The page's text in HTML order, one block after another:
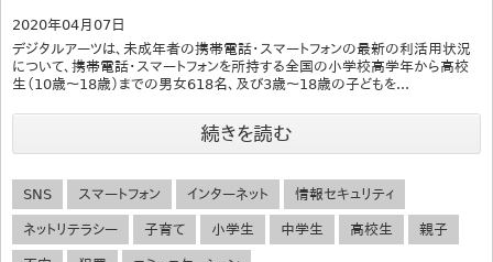
2020年04月07日
デジタルアーツは、未成年者の携帯電話・スマートフォンの最新の利活用状況
について、携帯電話・スマートフォンを所持する全国の小学校高学年から高校
生（10歳～18歳）までの男女618名、及び3歳～18歳の子どもを...
続きを読む
SNS スマートフォン インターネット 情報セキュリティ
ネットリテラシー 子育て 小学生 中学生 高校生 親子